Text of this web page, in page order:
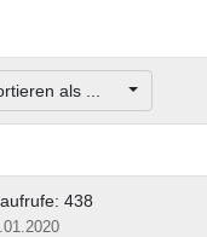
als ...
438